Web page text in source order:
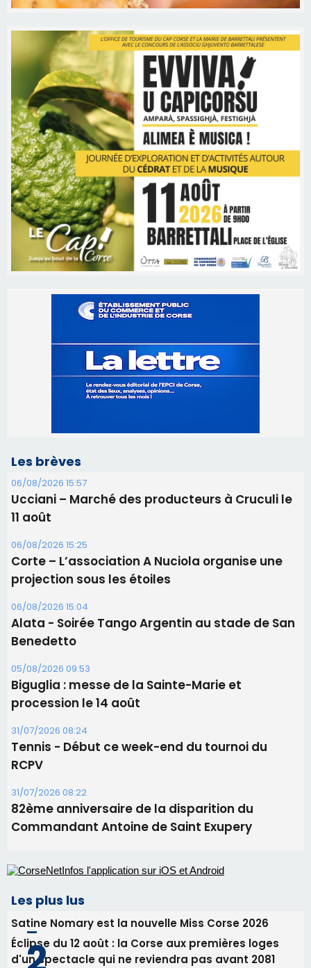
Les brèves
06/08/2026 15:57
Ucciani – Marché des producteurs à Cruculi le
11 août
06/08/2026 15:25
Corte – L’association A Nuciola organise une
projection sous les étoiles
06/08/2026 15:04
Alata - Soirée Tango Argentin au stade de San
Benedetto
05/08/2026 09:53
Biguglia : messe de la Sainte-Marie et
procession le 14 août
31/07/2026 08:24
Tennis - Début ce week-end du tournoi du
RCPV
31/07/2026 08:22
82ème anniversaire de la disparition du
Commandant Antoine de Saint Exupery
Les plus lus
Satine Nomary est la nouvelle Miss Corse 2026
Éclipse du 12 août : la Corse aux premières loges
d'un spectacle qui ne reviendra pas avant 2081